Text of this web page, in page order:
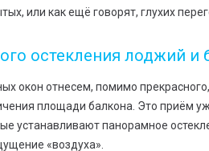
или как ещё говорят, глухих
остекления лоджий и
окон отнесем, помимо
площади балкона. Это приём
устанавливают панорамное
«воздуха».